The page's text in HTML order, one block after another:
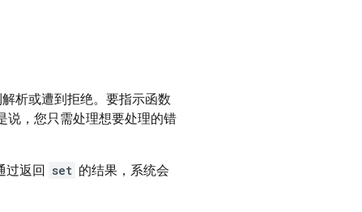
析或遭到拒绝。要指示函数
说，您只需处理想要处理的错
过返回 set 的结果，系统会